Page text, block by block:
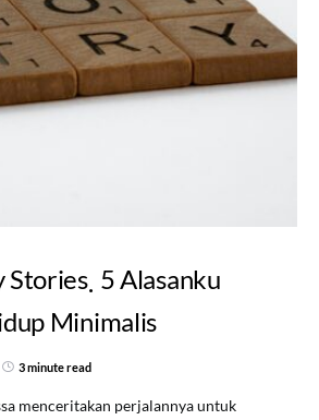
Stories 5 Alasanku
Minimalis
3 minute read
menceritakan perjalannya untuk